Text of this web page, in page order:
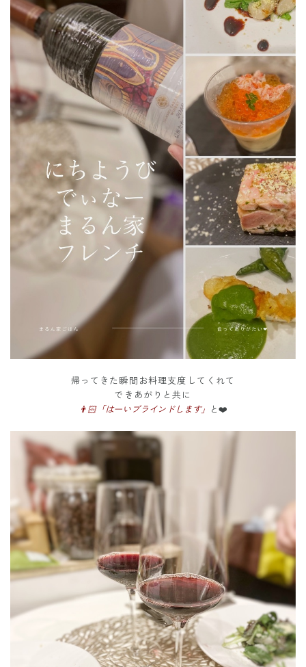
帰ってきた瞬間お料理支度してくれて
できあがりと共に
👨🏻「はーいブラインドします」 と❤️